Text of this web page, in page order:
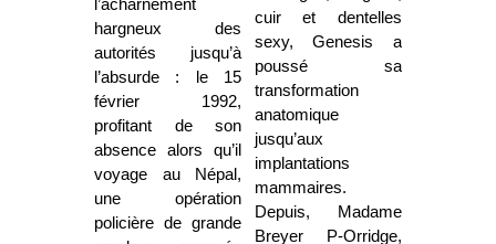
l’acharnement
hargneux des
autorités jusqu’à
l’absurde : le 15
février 1992,
profitant de son
absence alors qu’il
voyage au Népal,
une opération
policière de grande
cuir et dentelles
sexy, Genesis a
poussé sa
transformation
anatomique
jusqu’aux
implantations
mammaires.
Depuis, Madame
Breyer P-Orridge,